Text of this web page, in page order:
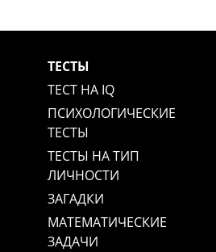
ТЕСТЫ
ТЕСТ НА IQ
ПСИХОЛОГИЧЕСКИЕ
ТЕСТЫ
ТЕСТЫ НА ТИП
ЛИЧНОСТИ
ЗАГАДКИ
МАТЕМАТИЧЕСКИЕ
ЗАДАЧИ